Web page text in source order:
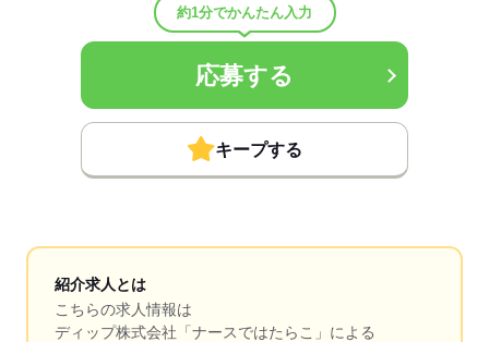
約1分でかんたん入力
応募する
キープする
紹介求人とは
こちらの求人情報は
ディップ株式会社「ナースではたらこ」による